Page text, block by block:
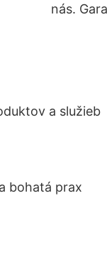
nás.
a služieb
bohatá prax